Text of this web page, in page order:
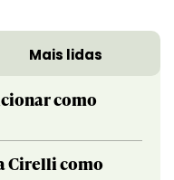
Mais lidas
como
Cirelli como